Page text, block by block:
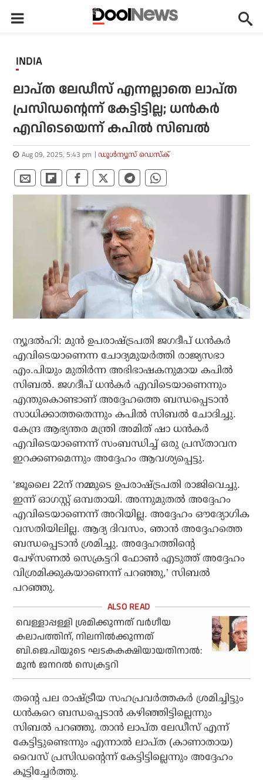
INDIA
ലാപ്‌ത ലേഡീസ് എന്നല്ലാതെ ലാപ്‌ത
പ്രസിഡന്റെന്ന് കേട്ടിട്ടില്ല; ധൻകർ
എവിടെയെന്ന് കപിൽ സിബൽ
Aug 09, 2025, 5:43 pm ഡൂള്‍ന്യൂസ് ഡെസ്‌ക്
ന്യൂദൽഹി: മുൻ ഉപരാഷ്ട്രപതി ജഗദീപ് ധൻകർ
എവിടെയാണെന്ന ചോദ്യമുയർത്തി രാജ്യസഭാ
എം.പിയും മുതിർന്ന അഭിഭാഷകനുമായ കപിൽ
സിബൽ. ജഗദീപ് ധൻകർ എവിടെയാണെന്നും
എന്തുകൊണ്ടാണ് അദ്ദേഹത്തെ ബന്ധപ്പെടാൻ
സാധിക്കാത്തതെന്നും കപിൽ സിബൽ ചോദിച്ചു.
കേന്ദ്ര ആഭ്യന്തര മന്ത്രി അമിത് ഷാ ധൻകർ
എവിടെയാണെന്ന് സംബന്ധിച്ച് ഒരു പ്രസ്താവന
ഇറക്കണമെന്നും അദ്ദേഹം ആവശ്യപ്പെട്ടു.
‘ജൂലൈ 22ന് നമ്മുടെ ഉപരാഷ്ട്രപതി രാജിവെച്ചു.
ഇന്ന് ഓഗസ്റ്റ് ഒമ്പതായി. അന്നുമുതൽ അദ്ദേഹം
എവിടെയാണെന്ന് അറിയില്ല. അദ്ദേഹം ഔദ്യോഗിക
വസതിയിലില്ല. ആദ്യ ദിവസം, ഞാൻ അദ്ദേഹത്തെ
ബന്ധപ്പെടാൻ ശ്രമിച്ചു. അദ്ദേഹത്തിന്റെ
പേഴ്സണൽ സെക്രട്ടറി ഫോൺ എടുത്ത് അദ്ദേഹം
വിശ്രമിക്കുകയാണെന്ന് പറഞ്ഞു,’ സിബൽ
പറഞ്ഞു.
വെള്ളാപ്പള്ളി ശ്രമിക്കുന്നത് വര്‍ഗീയ
കലാപത്തിന്, നിലനില്‍ക്കുന്നത്
ബി.ജെ.പിയുടെ ഘടകകക്ഷിയായതിനാല്‍:
മുന്‍ ജനറല്‍ സെക്രട്ടറി
തന്റെ പല രാഷ്ട്രീയ സഹപ്രവർത്തകർ ശ്രമിച്ചിട്ടും
ധൻകറെ ബന്ധപ്പെടാൻ കഴിഞ്ഞിട്ടില്ലെന്നും
സിബൽ പറഞ്ഞു. താൻ ലാപ്‌ത ലേഡീസ് എന്ന്
കേട്ടിട്ടുണ്ടെന്നും എന്നാൽ ലാപ്‌ത (കാണാതായ)
വൈസ് പ്രസിഡന്റെന്ന് കേട്ടിട്ടില്ലെന്നും അദ്ദേഹം
കൂട്ടിച്ചേർത്തു.